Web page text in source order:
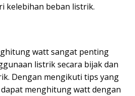
kelebihan beban listrik.
watt sangat penting
listrik secara bijak dan
Dengan mengikuti tips yang
menghitung watt dengan